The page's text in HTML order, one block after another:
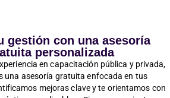
gestión con una asesoría
personalizada
en capacitación pública y privada,
una asesoría gratuita enfocada en tus
mejoras clave y te orientamos con